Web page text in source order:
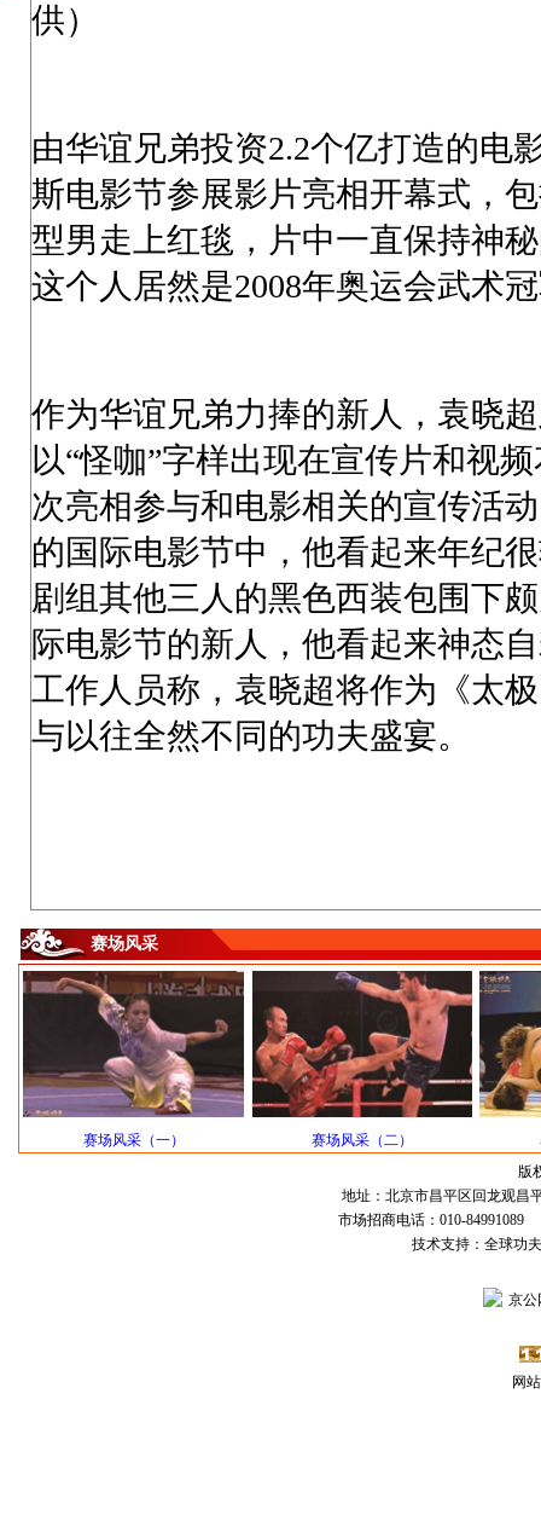
供）
由华谊兄弟投资2.2个亿打造的电
斯电影节参展影片亮相开幕式，
型男走上红毯，片中一直保持神
这个人居然是2008年奥运会武术
作为华谊兄弟力捧的新人，袁晓
以“怪咖”字样出现在宣传片和视
次亮相参与和电影相关的宣传活
的国际电影节中，他看起来年纪
剧组其他三人的黑色西装包围下
际电影节的新人，他看起来神态
工作人员称，袁晓超将作为《太
与以往全然不同的功夫盛宴。
赛场风采
赛场风采（一） 赛场风采（二）
版
地址：北京市昌平区回龙观昌
市场招商电话：010-84991089
技术支持：全球
京公
网